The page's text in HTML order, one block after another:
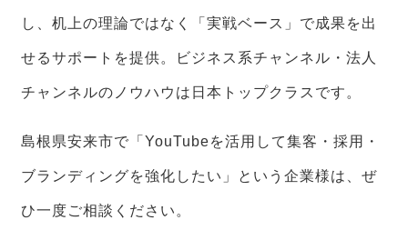
し、机上の理論ではなく「実戦ベース」で成果を出
せるサポートを提供。ビジネス系チャンネル・法人
チャンネルのノウハウは日本トップクラスです。
島根県安来市で「YouTubeを活用して集客・採用・
ブランディングを強化したい」という企業様は、ぜ
ひ一度ご相談ください。